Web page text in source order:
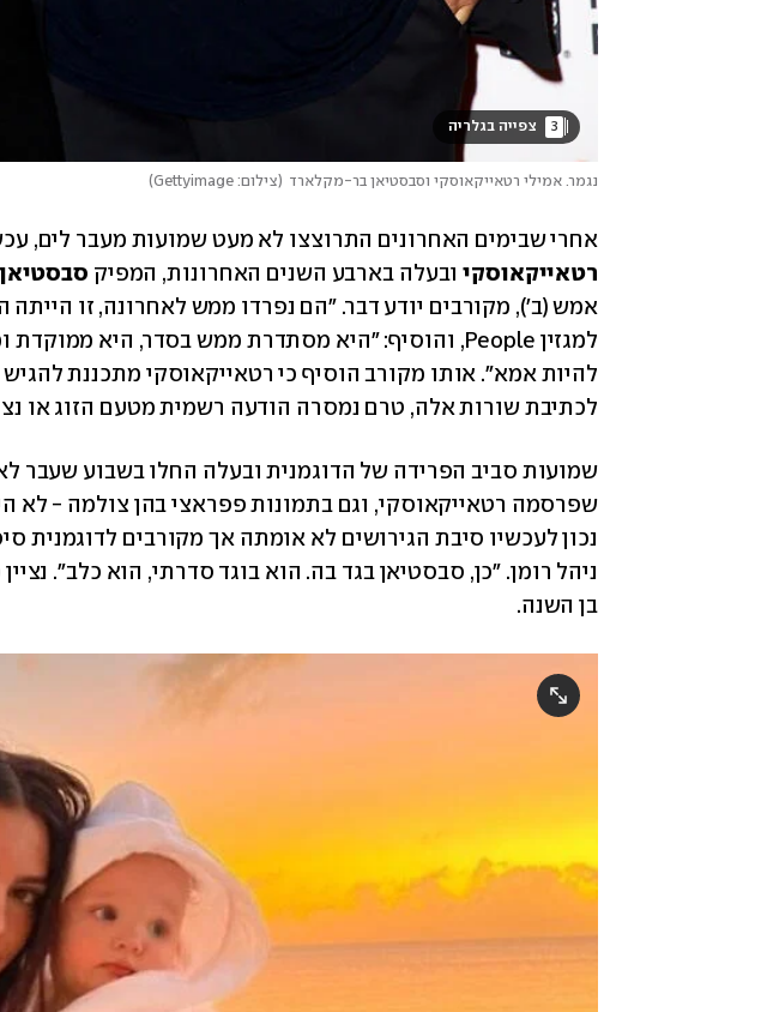
3
נגמר. אמילי רטאייקאוסקי וסבסטיאן בר-מקלארד (צילום: Gettyimage )
אחרי שבימים האחרונים התרוצצו לא מעט שמועות מעבר לים,
רטאייקאוסקי ובעלה בארבע השנים האחרונות, המפיק
לכתיבת שורות אלה, טרם נמסרה הודעה רשמית מטעם הזוג או
ניהל רומן. "כן, סבסטיאן בגד בה. הוא בוגד סדרתי, הוא כלב".
בן השנה.